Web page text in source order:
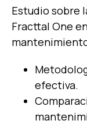
Estudio sobre
Fracttal One
efectiva.